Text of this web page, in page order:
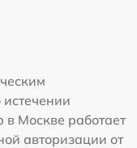
Москве работает
авторизации от